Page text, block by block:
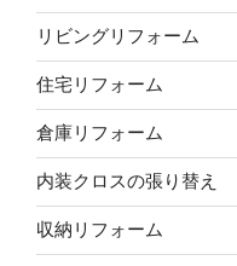
リビングリフォーム
住宅リフォーム
倉庫リフォーム
内装クロスの張り替え
収納リフォーム